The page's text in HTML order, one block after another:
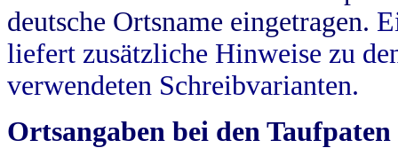
deutsche Ortsname eingetragen.
liefert zusätzliche Hinweise zu
verwendeten Schreibvarianten.
Ortsangaben bei den Taufpaten